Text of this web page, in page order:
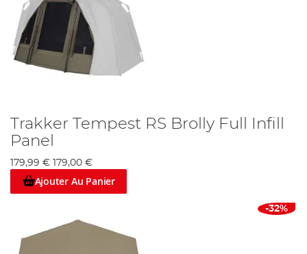
Trakker Tempest RS Brolly Full Infill
Panel
179,99 € 179,00 €
Ajouter Au Panier
-32%